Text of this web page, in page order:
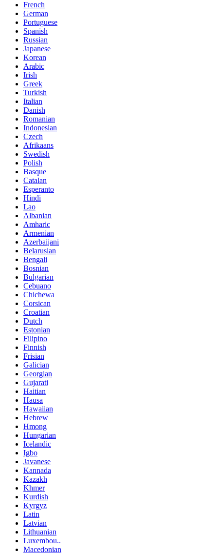
French
German
Portuguese
Spanish
Russian
Japanese
Korean
Arabic
Irish
Greek
Turkish
Italian
Danish
Romanian
Indonesian
Czech
Afrikaans
Swedish
Polish
Basque
Catalan
Esperanto
Hindi
Lao
Albanian
Amharic
Armenian
Azerbaijani
Belarusian
Bengali
Bosnian
Bulgarian
Cebuano
Chichewa
Corsican
Croatian
Dutch
Estonian
Filipino
Finnish
Frisian
Galician
Georgian
Gujarati
Haitian
Hausa
Hawaiian
Hebrew
Hmong
Hungarian
Icelandic
Igbo
Javanese
Kannada
Kazakh
Khmer
Kurdish
Kyrgyz
Latin
Latvian
Lithuanian
Luxembou..
Macedonian